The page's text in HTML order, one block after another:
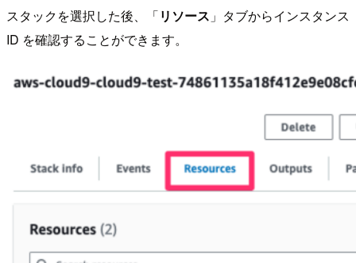
スタックを選択した後、「リソース 」タブからインスタンス
ID を確認することができます。